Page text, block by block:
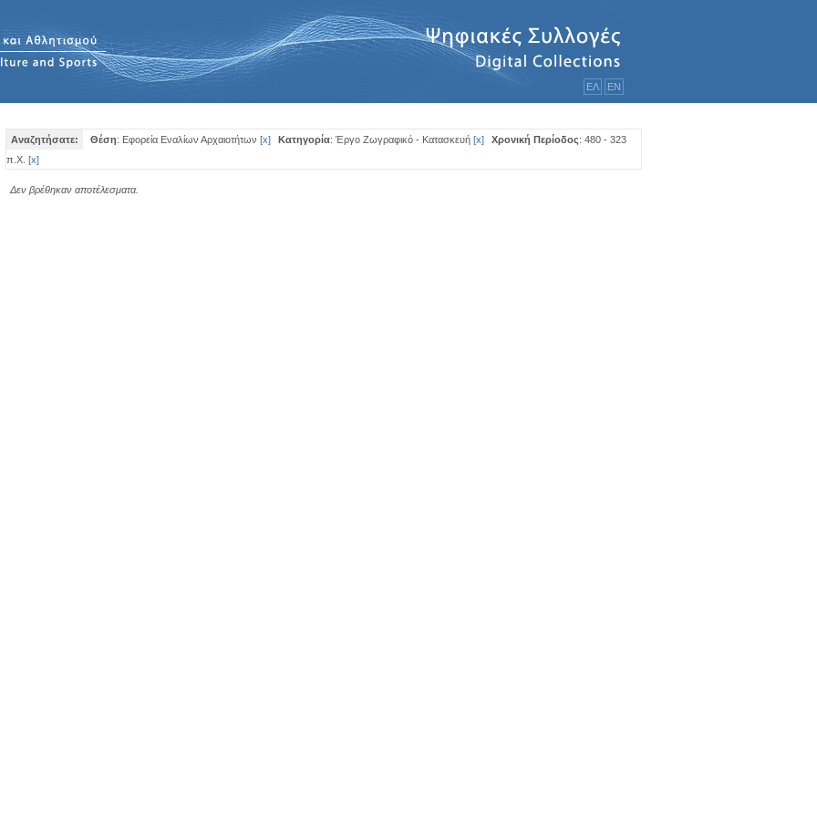
ΕΛ ΕΝ
Αναζητήσατε: Θέση: Εφορεία Εναλίων Αρχαιοτήτων [x] Κατηγορία: Έργο Ζωγραφικό - Κατασκευή [x] Χρονική Περίοδος: 480 - 323
π.Χ. [x]
Δεν βρέθηκαν αποτέλεσματα.